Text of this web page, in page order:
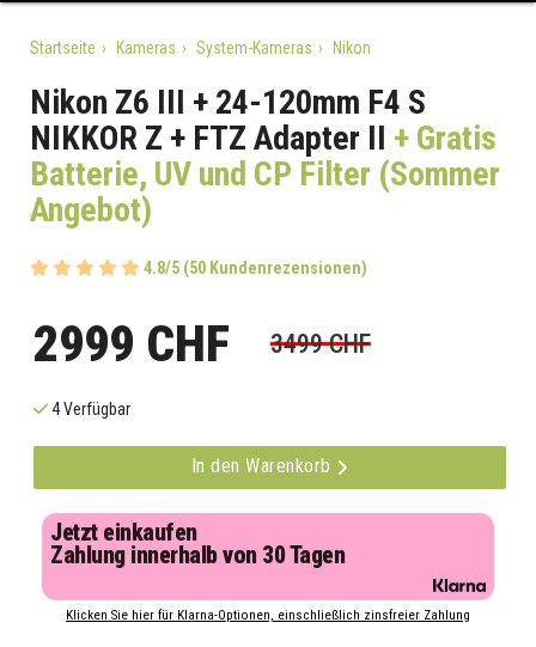
Startseite Kameras System-Kameras Nikon
Nikon Z6 III + 24-120mm F4 S
NIKKOR Z + FTZ Adapter II + Gratis
Batterie, UV und CP Filter (Sommer
Angebot)
4.8/5 (50 Kundenrezensionen)
2999 CHF 3499 CHF
4 Verfügbar
In den Warenkorb
Jetzt einkaufen
Zahlung innerhalb von 30 Tagen
Klicken Sie hier für Klarna-Optionen, einschließlich zinsfreier Zahlung